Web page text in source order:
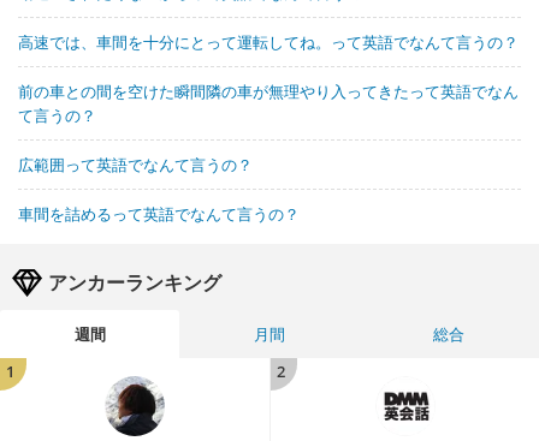
高速では、車間を十分にとって運転してね。って英語でなんて言うの？
前の車との間を空けた瞬間隣の車が無理やり入ってきたって英語でなん
て言うの？
広範囲って英語でなんて言うの？
車間を詰めるって英語でなんて言うの？
アンカーランキング
週間 月間
総合
1
2